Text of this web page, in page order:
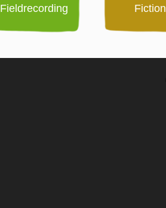
Fieldrecording Fiction